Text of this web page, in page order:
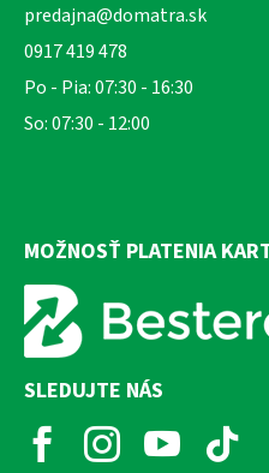
predajna@domatra.sk
0917 419 478
Po - Pia: 07:30 - 16:30
So: 07:30 - 12:00
MOŽNOSŤ PLATENIA
SLEDUJTE NÁS